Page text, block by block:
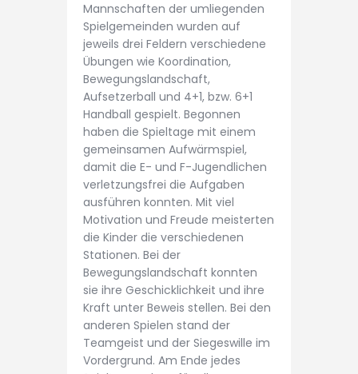
Mannschaften der umliegenden
Spielgemeinden wurden auf
jeweils drei Feldern verschiedene
Übungen wie Koordination,
Bewegungslandschaft,
Aufsetzerball und 4+1, bzw. 6+1
Handball gespielt. Begonnen
haben die Spieltage mit einem
gemeinsamen Aufwärmspiel,
damit die E- und F-Jugendlichen
verletzungsfrei die Aufgaben
ausführen konnten. Mit viel
Motivation und Freude meisterten
die Kinder die verschiedenen
Stationen. Bei der
Bewegungslandschaft konnten
sie ihre Geschicklichkeit und ihre
Kraft unter Beweis stellen. Bei den
anderen Spielen stand der
Teamgeist und der Siegeswille im
Vordergrund. Am Ende jedes